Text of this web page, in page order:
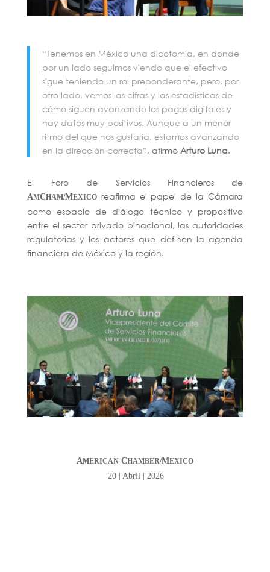
“Tenemos en México una dicotomía, en donde
por un lado seguimos viendo que el efectivo
sigue teniendo un rol preponderante, pero, por
otro lado, vemos las cifras y las estadísticas de
cómo siguen avanzando los pagos digitales y
hay datos muy positivos. Aunque a un menor
ritmo del que nos gustaría, estamos avanzando
en la dirección correcta”, afirmó Arturo Luna.
El Foro de Servicios Financieros de
AMCHAM/MEXICOreafirma el papel de la Cámara
como espacio de diálogo técnico y propositivo
entre el sector privado binacional, las autoridades
regulatorias y los actores que definen la agenda
financiera de México y la región.
AMERICANCHAMBER/MEXICO
20 | Abril | 2026